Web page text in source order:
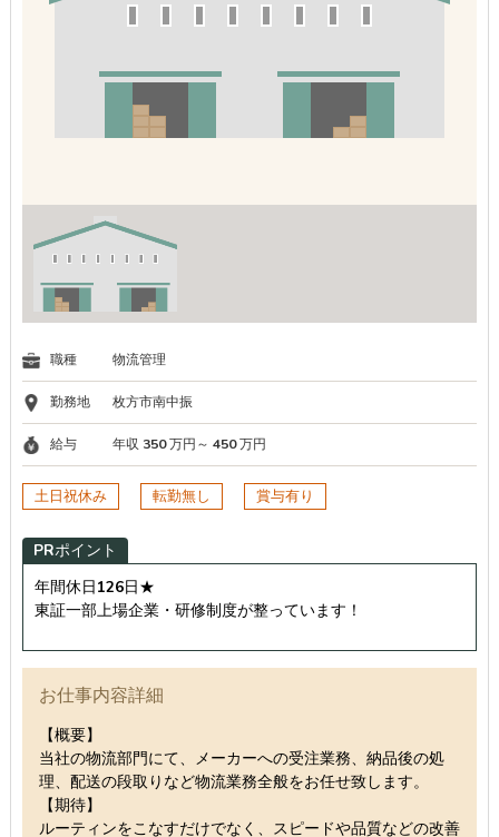
職種 物流管理
勤務地 枚方市南中振
給与 年収 350 万円～ 450 万円
土日祝休み 転勤無し 賞与有り
PRポイント
年間休日126日★
東証一部上場企業・研修制度が整っています！
お仕事内容詳細
【概要】
当社の物流部門にて、メーカーへの受注業務、納品後の処
理、配送の段取りなど物流業務全般をお任せ致します。
【期待】
ルーティンをこなすだけでなく、スピードや品質などの改善